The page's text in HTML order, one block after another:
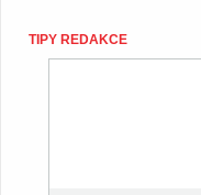
TIPY REDAKCE